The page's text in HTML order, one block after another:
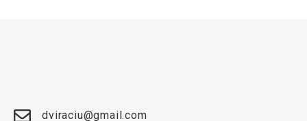
dviraciu@gmail.com